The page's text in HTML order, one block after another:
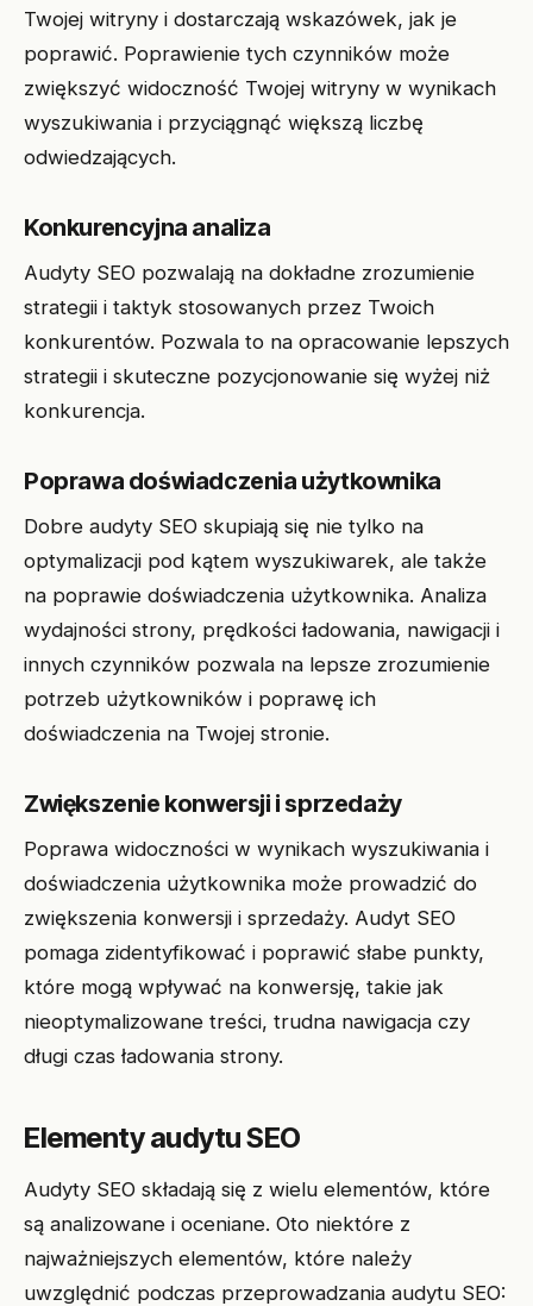
Twojej witryny i dostarczają wskazówek, jak je
poprawić. Poprawienie tych czynników może
zwiększyć widoczność Twojej witryny w wynikach
wyszukiwania i przyciągnąć większą liczbę
odwiedzających.
Konkurencyjna analiza
Audyty SEO pozwalają na dokładne zrozumienie
strategii i taktyk stosowanych przez Twoich
konkurentów. Pozwala to na opracowanie lepszych
strategii i skuteczne pozycjonowanie się wyżej niż
konkurencja.
Poprawa doświadczenia użytkownika
Dobre audyty SEO skupiają się nie tylko na
optymalizacji pod kątem wyszukiwarek, ale także
na poprawie doświadczenia użytkownika. Analiza
wydajności strony, prędkości ładowania, nawigacji i
innych czynników pozwala na lepsze zrozumienie
potrzeb użytkowników i poprawę ich
doświadczenia na Twojej stronie.
Zwiększenie konwersji i sprzedaży
Poprawa widoczności w wynikach wyszukiwania i
doświadczenia użytkownika może prowadzić do
zwiększenia konwersji i sprzedaży. Audyt SEO
pomaga zidentyfikować i poprawić słabe punkty,
które mogą wpływać na konwersję, takie jak
nieoptymalizowane treści, trudna nawigacja czy
długi czas ładowania strony.
Elementy audytu SEO
Audyty SEO składają się z wielu elementów, które
są analizowane i oceniane. Oto niektóre z
najważniejszych elementów, które należy
uwzględnić podczas przeprowadzania audytu SEO: